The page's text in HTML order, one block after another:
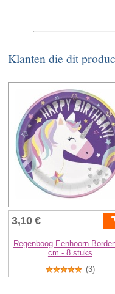
Klanten die dit
3,10 €
Regenboog Eenhoorn
cm - 8 stuks
(3)